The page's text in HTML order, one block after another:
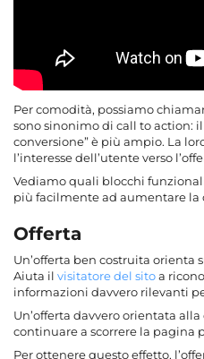
Per comodità, possiamo
sono sinonimo di call to action:
conversione” è più ampio. La
l’interesse dell’utente verso
Vediamo quali blocchi
più facilmente ad aumentare la
Offerta
Un’offerta ben costruita orienta
Aiuta il visitatore del sitoa
informazioni davvero rilevanti
Un’offerta davvero orientata
continuare a scorrere la pagina
Per ottenere questo effetto,